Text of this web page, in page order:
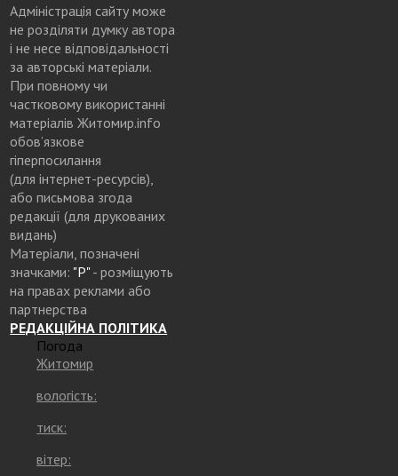
Адміністрація сайту може
не розділяти думку автора
і не несе відповідальності
за авторські матеріали.
При повному чи
частковому використанні
матеріалів Житомир.info
обов’язкове
гіперпосилання
(для інтернет-ресурсів),
або письмова згода
редакції (для друкованих
видань)
Матеріали, позначені
значками: "Р"- розміщують
на правах реклами або
партнерства
РЕДАКЦІЙНА ПОЛІТИКА
Погода
Житомир
вологість:
тиск:
вітер: